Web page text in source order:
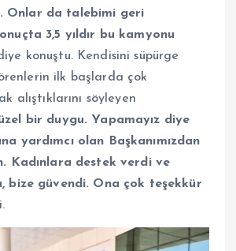
Onlar da talebimi geri
3,5 yıldır bu kamyonu
konuştu. Kendisini süpürge
ilk başlarda çok
alıştıklarını söyleyen
bir duygu. Yapamayız diye
yardımcı olan Başkanımızdan
Kadınlara destek verdi ve
bize güvendi. Ona çok teşekkür